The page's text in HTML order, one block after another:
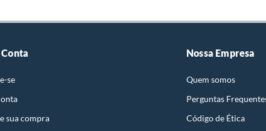
se
sua compra
Nossa Empresa
Quem somos
Perguntas
Código de Ética